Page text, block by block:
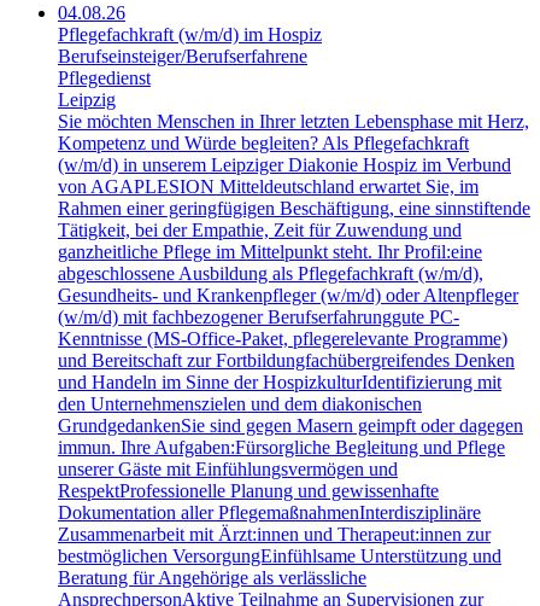
04.08.26
Pflegefachkraft (w/m/d) im Hospiz
Berufseinsteiger/​Berufserfahrene
Pflegedienst
Leipzig
Sie möchten Menschen in Ihrer letzten Lebensphase mit Herz,
Kompetenz und Würde begleiten? Als Pflegefachkraft
(w/m/d) in unserem Leipziger Diakonie Hospiz im Verbund
von AGAPLESION Mitteldeutschland erwartet Sie, im
Rahmen einer geringfügigen Beschäftigung, eine sinnstiftende
Tätigkeit, bei der Empathie, Zeit für Zuwendung und
ganzheitliche Pflege im Mittelpunkt steht. Ihr Profil:eine
abgeschlossene Ausbildung als Pflegefachkraft (w/m/d),
Gesundheits- und Krankenpfleger (w/m/d) oder Altenpfleger
(w/m/d) mit fachbezogener Berufserfahrunggute PC-
Kenntnisse (MS-Office-Paket, pflegerelevante Programme)
und Bereitschaft zur Fortbildungfachübergreifendes Denken
und Handeln im Sinne der HospizkulturIdentifizierung mit
den Unternehmenszielen und dem diakonischen
GrundgedankenSie sind gegen Masern geimpft oder dagegen
immun. Ihre Aufgaben:Fürsorgliche Begleitung und Pflege
unserer Gäste mit Einfühlungsvermögen und
RespektProfessionelle Planung und gewissenhafte
Dokumentation aller PflegemaßnahmenInterdisziplinäre
Zusammenarbeit mit Ärzt:innen und Therapeut:innen zur
bestmöglichen VersorgungEinfühlsame Unterstützung und
Beratung für Angehörige als verlässliche
AnsprechpersonAktive Teilnahme an Supervisionen zur